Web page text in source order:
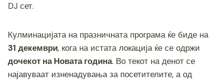
DJ сет.
Кулминацијата на празничната програма ќе биде на
31 декември, кога на истата локација ќе се одржи
дочекот на Новата година. Во текот на денот се
најавуваат изненадувања за посетителите, а од